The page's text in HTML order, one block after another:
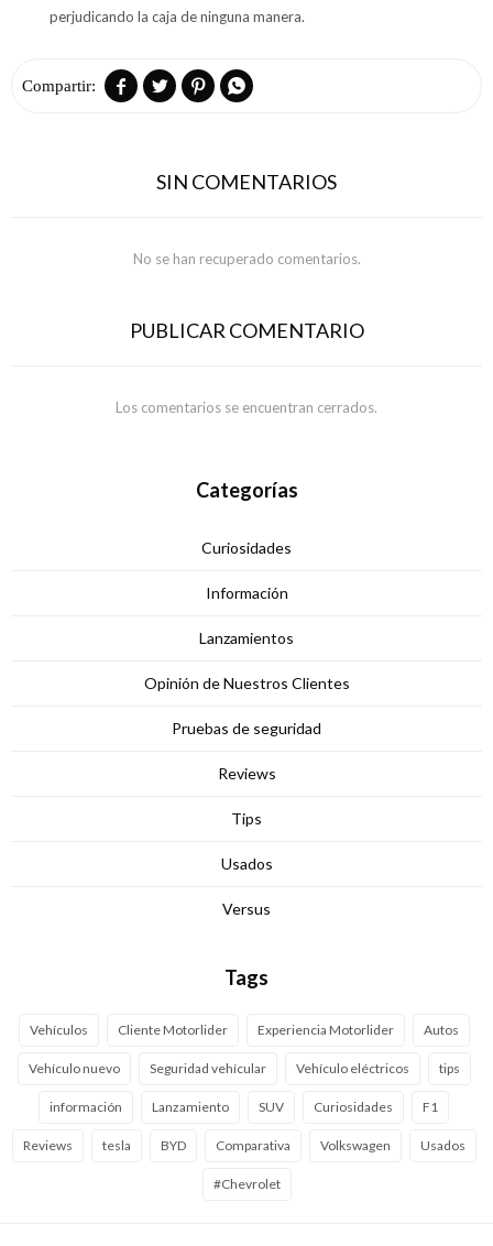
perjudicando la caja de ninguna manera.
   
SIN COMENTARIOS
No se han recuperado comentarios.
PUBLICAR COMENTARIO
Los comentarios se encuentran cerrados.
Categorías
Curiosidades
Información
Lanzamientos
Opinión de Nuestros Clientes
Pruebas de seguridad
Reviews
Tips
Usados
Versus
Tags
Vehículos Cliente Motorlider Experiencia Motorlider Autos
Vehículo nuevo Seguridad vehícular Vehículo eléctricos tips
información Lanzamiento SUV Curiosidades F1
Reviews tesla BYD Comparativa Volkswagen Usados
#Chevrolet